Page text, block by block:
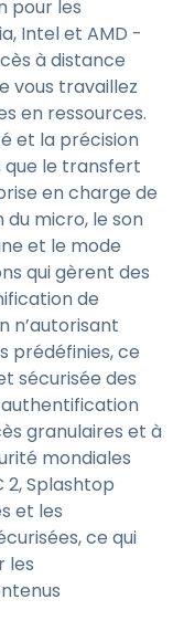
pour les
Intel et AMD -
à distance
vous travaillez
en ressources.
et la précision
le transfert
en charge de
micro, le son
et le mode
qui gèrent des
de
n’autorisant
prédéfinies, ce
sécurisée des
granulaires et à
mondiales
2, Splashtop
et les
ce qui
les